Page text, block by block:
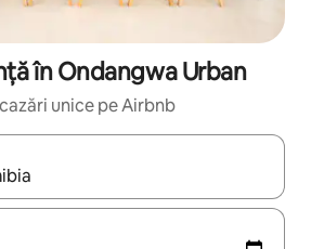
în Ondangwa Urban
unice pe Airbnb
navighează folosind tastele